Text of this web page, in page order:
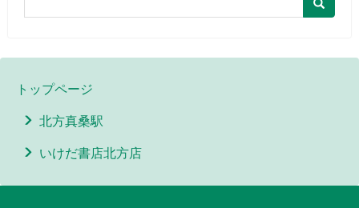
トップページ
北方真桑駅
いけだ書店北方店